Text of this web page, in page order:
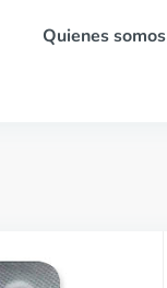
Quienes somos